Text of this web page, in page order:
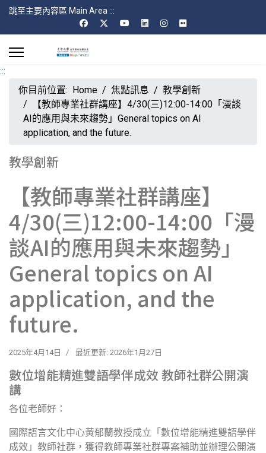
跳至主要內容區 Main Area :::
:::
你目前位置: Home 焦點訊息
教學創新
【教師專業社群講座】4/30(三)12:00-14:00「漫談
AI的應用與未來趨勢」General topics on AI
application, and the future.
教學創新
【教師專業社群講座】
4/30(三)12:00-14:00「漫
談AI的應用與未來趨勢」
General topics on AI
application, and the
future.
2025年4月14日 最近更新: 2026年1月27日
數位增能精進雙語學伴成效 教師社群公開演
講
各位老師好：
國際語言文化中心黃郁蘭教授成立「數位增能精進雙語學伴
成效」教師社群，獲得教師專業社群專案補助並辦理公開演